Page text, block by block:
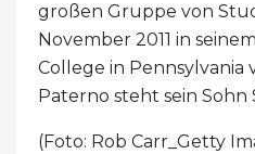
großen Gruppe von
November 2011 in
College in Pennsylvania
Paterno steht sein Sohn
(Foto: Rob Carr_Getty